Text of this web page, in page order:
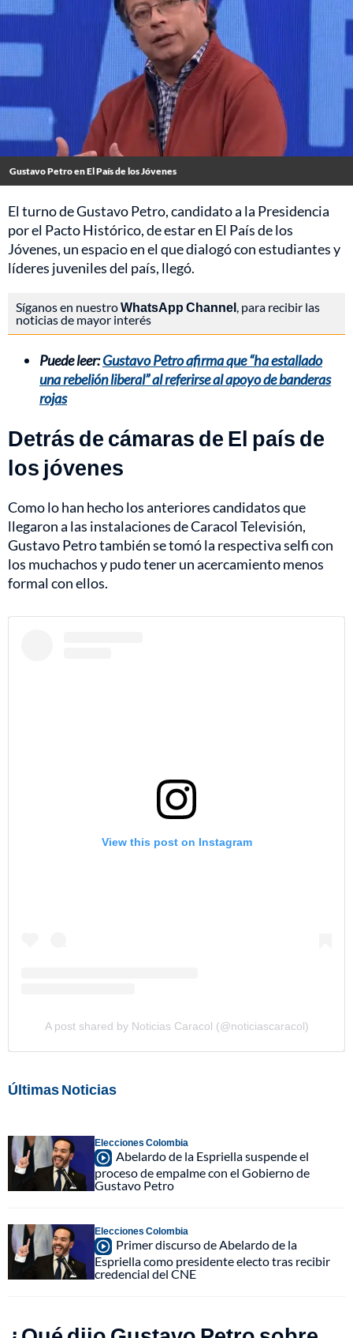
Gustavo Petro en El País de los Jóvenes
El turno de Gustavo Petro, candidato a la Presidencia
por el Pacto Histórico, de estar en El País de los
Jóvenes, un espacio en el que dialogó con estudiantes y
líderes juveniles del país, llegó.
Síganos en nuestroWhatsApp Channel, para recibir las
noticias de mayor interés
Puede leer:Gustavo Petro afirma que “ha estallado
una rebelión liberal” al referirse al apoyo de banderas
rojas
Detrás de cámaras de El país de
los jóvenes
Como lo han hecho los anteriores candidatos que
llegaron a las instalaciones de Caracol Televisión,
Gustavo Petro también se tomó la respectiva selfi con
los muchachos y pudo tener un acercamiento menos
formal con ellos.
View this post on Instagram
A post shared by Noticias Caracol (@noticiascaracol)
Últimas Noticias
Elecciones Colombia
Abelardo de la Espriella suspende el
proceso de empalme con el Gobierno de
Gustavo Petro
Elecciones Colombia
Primer discurso de Abelardo de la
Espriella como presidente electo tras recibir
credencial del CNE